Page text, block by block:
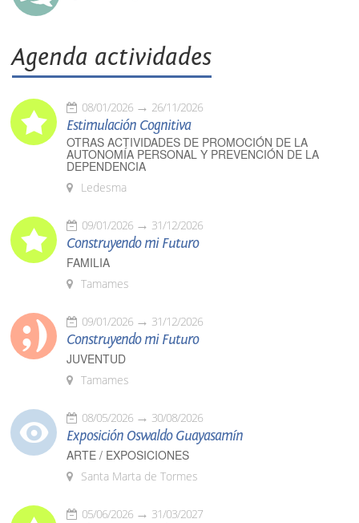
Agenda actividades
08/01/2026 26/11/2026
Estimulación Cognitiva
OTRAS ACTIVIDADES DE PROMOCIÓN DE LA
AUTONOMÍA PERSONAL Y PREVENCIÓN DE LA
DEPENDENCIA
Ledesma
09/01/2026 31/12/2026
Construyendo mi Futuro
FAMILIA
Tamames
09/01/2026 31/12/2026
Construyendo mi Futuro
JUVENTUD
Tamames
08/05/2026 30/08/2026
Exposición Oswaldo Guayasamín
ARTE / EXPOSICIONES
Santa Marta de Tormes
05/06/2026 31/03/2027